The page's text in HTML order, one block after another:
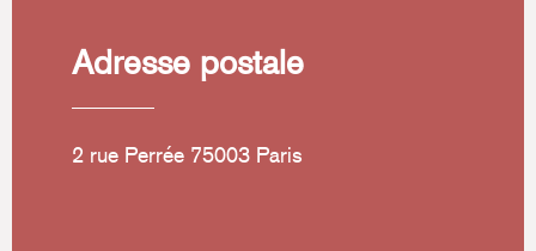
Adresse postale
2 rue Perrée 75003 Paris